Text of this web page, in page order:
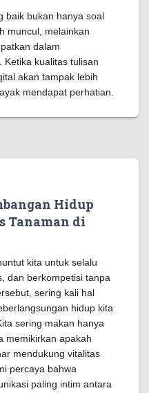
baik bukan hanya soal
muncul, melainkan
dalam
kualitas tulisan
akan tampak lebih
mendapat perhatian.
Hidup
Tanaman di
kita untuk selalu
dan berkompetisi tanpa
sering kali hal
hidup kita
sering makan hanya
memikirkan apakah
mendukung vitalitas
percaya bahwa
paling intim antara